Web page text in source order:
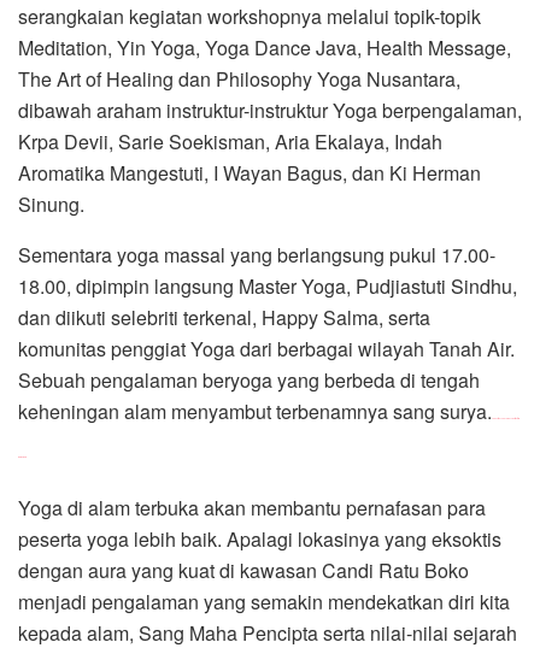
serangkaian kegiatan workshopnya melalui topik-topik
Meditation, Yin Yoga, Yoga Dance Java, Health Message,
The Art of Healing dan Philosophy Yoga Nusantara,
dibawah araham instruktur-instruktur Yoga berpengalaman,
Krpa Devii, Sarie Soekisman, Aria Ekalaya, Indah
Aromatika Mangestuti, I Wayan Bagus, dan Ki Herman
Sinung.
Sementara yoga massal yang berlangsung pukul 17.00-
18.00, dipimpin langsung Master Yoga, Pudjiastuti Sindhu,
dan diikuti selebriti terkenal, Happy Salma, serta
komunitas penggiat Yoga dari berbagai wilayah Tanah Air.
Sebuah pengalaman beryoga yang berbeda di tengah
keheningan alam menyambut terbenamnya sang surya.
Yoga di alam terbuka akan membantu pernafasan para
peserta yoga lebih baik. Apalagi lokasinya yang eksoktis
dengan aura yang kuat di kawasan Candi Ratu Boko
menjadi pengalaman yang semakin mendekatkan diri kita
kepada alam, Sang Maha Pencipta serta nilai-nilai sejarah